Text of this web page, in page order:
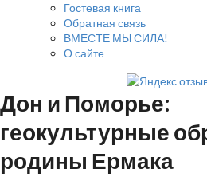
Гостевая книга
Обратная связь
ВМЕСТЕ МЫ СИЛА!
О сайте
Дон и Поморье:
геокультурные
родины Ермака